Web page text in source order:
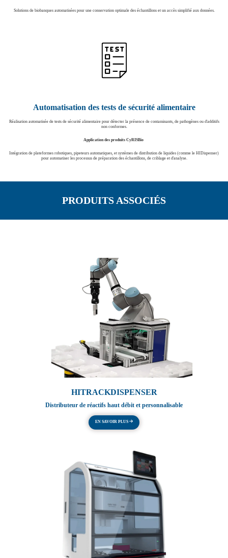
Solutions de biobanques automatisées pour une conservation optimale des échantillons et un accès simplifié aux données.
Automatisation des tests de sécurité alimentaire
Réalisation automatisée de tests de sécurité alimentaire pour détecter la présence de contaminants, de pathogènes ou d'additifs
non conformes.
Application des produits CyRISBio
Intégration de plateformes robotiques, pipeteurs automatiques, et systèmes de distribution de liquides (comme le HIDispenser)
pour automatiser les processus de préparation des échantillons, de criblage et d'analyse.
PRODUITS ASSOCIÉS
HITRACKDISPENSER
Distributeur de réactifs haut débit et personnalisable
EN SAVOIR PLUS